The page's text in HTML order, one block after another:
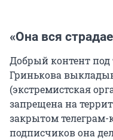
«Она вся
Добрый контент
Гринькова
(экстремистская
запрещена на
закрытом телеграм-
подписчиков она